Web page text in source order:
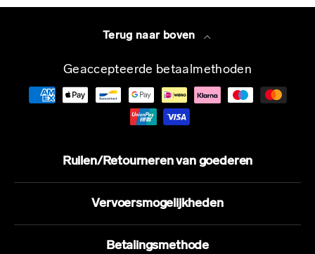
Terug naar boven
Geaccepteerde betaalmethoden
Ruilen/Retourneren van goederen
Vervoersmogelijkheden
Betalingsmethode